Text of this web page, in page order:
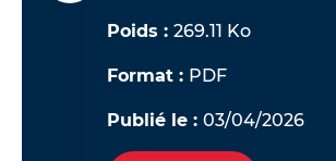
Poids :269.11 Ko
Format : PDF
Publié le :03/04/2026